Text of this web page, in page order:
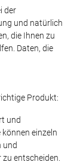
der
und natürlich
die Ihnen zu
Daten, die
Produkt:
und
können einzeln
und
entscheiden.